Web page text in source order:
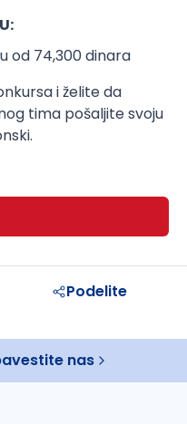
od 74,300 dinara
i želite da
tima pošaljite svoju
Podelite
nas